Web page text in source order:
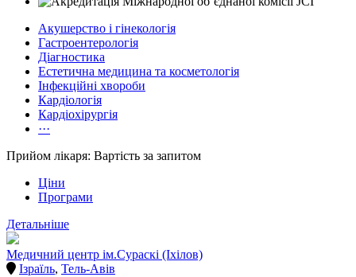
Акушерство і гінекологія
Гастроентерологія
Діагностика
Естетична медицина та косметологія
Інфекційні хвороби
Кардіологія
Кардіохірургія
···
Прийом лікаря: Вартість за запитом
Ціни
Програми
Детальніше
Медичний центр ім.Сураскі (Іхілов)
Ізраїль, Тель-Авів